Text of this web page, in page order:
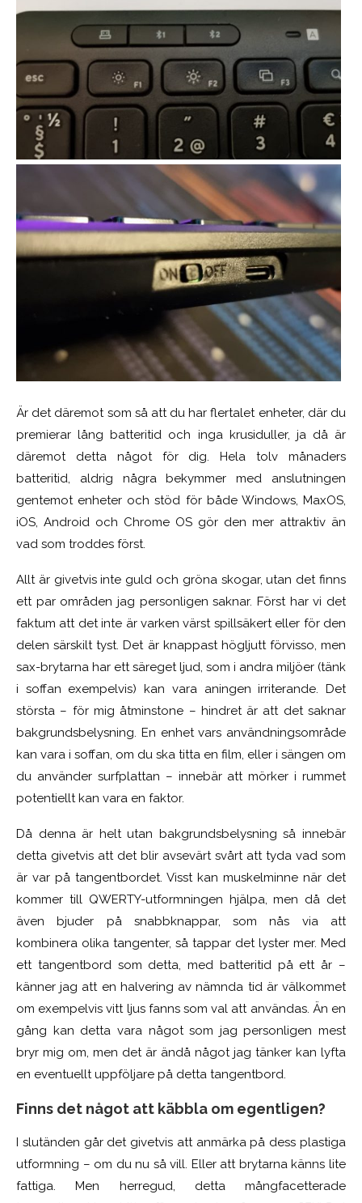
Är det däremot som så att du har flertalet enheter, där du
premierar lång batteritid och inga krusiduller, ja då är
däremot detta något för dig. Hela tolv månaders
batteritid, aldrig några bekymmer med anslutningen
gentemot enheter och stöd för både Windows, MaxOS,
iOS, Android och Chrome OS gör den mer attraktiv än
vad som troddes först.
Allt är givetvis inte guld och gröna skogar, utan det finns
ett par områden jag personligen saknar. Först har vi det
faktum att det inte är varken värst spillsäkert eller för den
delen särskilt tyst. Det är knappast högljutt förvisso, men
sax-brytarna har ett säreget ljud, som i andra miljöer (tänk
i soffan exempelvis) kan vara aningen irriterande. Det
största – för mig åtminstone – hindret är att det saknar
bakgrundsbelysning. En enhet vars användningsområde
kan vara i soffan, om du ska titta en film, eller i sängen om
du använder surfplattan – innebär att mörker i rummet
potentiellt kan vara en faktor.
Då denna är helt utan bakgrundsbelysning så innebär
detta givetvis att det blir avsevärt svårt att tyda vad som
är var på tangentbordet. Visst kan muskelminne när det
kommer till QWERTY-utformningen hjälpa, men då det
även bjuder på snabbknappar, som nås via att
kombinera olika tangenter, så tappar det lyster mer. Med
ett tangentbord som detta, med batteritid på ett år –
känner jag att en halvering av nämnda tid är välkommet
om exempelvis vitt ljus fanns som val att användas. Än en
gång kan detta vara något som jag personligen mest
bryr mig om, men det är ändå något jag tänker kan lyfta
en eventuellt uppföljare på detta tangentbord.
Finns det något att käbbla om egentligen?
I slutänden går det givetvis att anmärka på dess plastiga
utformning – om du nu så vill. Eller att brytarna känns lite
fattiga. Men herregud, detta mångfacetterade